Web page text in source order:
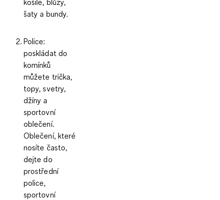
šaty a bundy.
Police:
poskládat do
komínků
můžete trička,
topy, svetry,
džíny a
sportovní
oblečení.
Oblečení, které
nosíte často,
dejte do
prostřední
police,
sportovní